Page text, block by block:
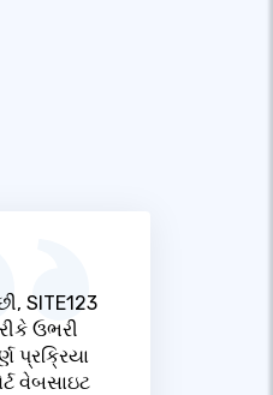
SITE123
ઉભરી
પ્રક્રિયા
વેબસાઇટ